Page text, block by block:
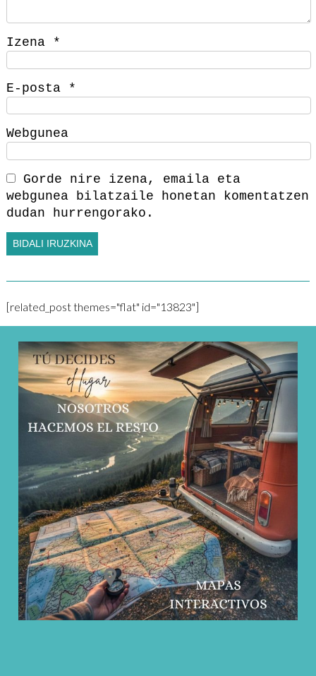
Izena *
E-posta *
Webgunea
Gorde nire izena, emaila eta
webgunea bilatzaile honetan komentatzen
dudan hurrengorako.
[related_post themes="flat" id="13823"]